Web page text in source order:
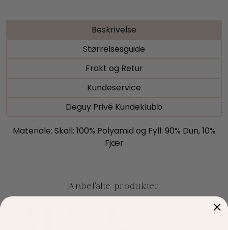
Beskrivelse
Størrelsesguide
Frakt og Retur
Kundeservice
Deguy Privé Kundeklubb
Materiale: Skall: 100% Polyamid og Fyll: 90% Dun, 10%
Fjær